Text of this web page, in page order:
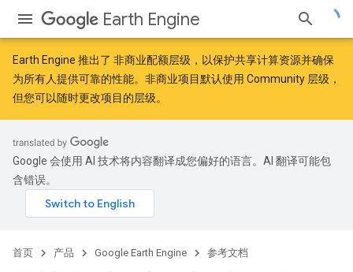
Earth Engine
Earth Engine 推出了 非商业配额层级 ，以保护共享计算资源并确保
为所有人提供可靠的性能。非商业项目默认使用 Community 层级，
但您可以随时更改项目的层级。
Google 会使用 AI 技术将内容翻译成您偏好的语言。AI 翻译可能包
含错误。
首页 产品 Google Earth Engine 参考文档